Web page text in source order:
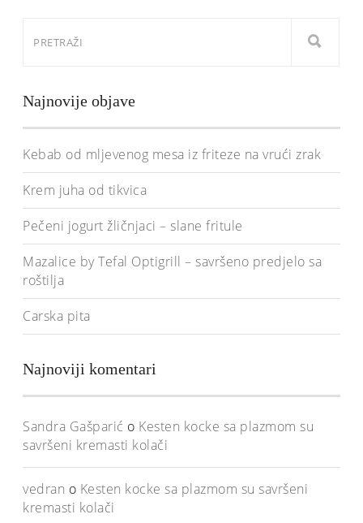
Najnovije objave
Kebab od mljevenog mesa iz friteze na vrući zrak
Krem juha od tikvica
Pečeni jogurt žličnjaci – slane fritule
Mazalice by Tefal Optigrill – savršeno predjelo sa
roštilja
Carska pita
Najnoviji komentari
Sandra Gašparić o Kesten kocke sa plazmom su
savršeni kremasti kolači
vedran o Kesten kocke sa plazmom su savršeni
kremasti kolači